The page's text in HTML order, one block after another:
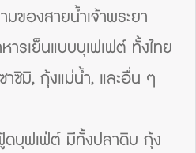
ของสายน้ำเจ้าพระยา
รเย็นแบบบุเฟเฟต์ ทั้งไทย
ซิมิ, กุ้งแม่น้ำ, และอื่น ๆ
บุฟเฟ่ต์ มีทั้งปลาดิบ กุ้ง